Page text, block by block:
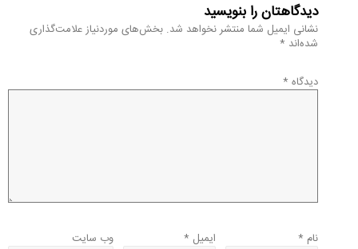
دیدگاهتان را بنویسید
نشانی ایمیل شما منتشر نخواهد شد. بخش‌های موردنیاز علامت‌گذاری
شده‌اند *
دیدگاه *
نام * ایمیل * وب‌ سایت